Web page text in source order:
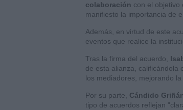
colaboración con el objetivo
manifiesto la importancia de
Además, en virtud de este
eventos que realice la
Tras la firma del acuerdo,
de esta alianza, calificándola
los mediadores, mejorando
Por su parte, Cándido
tipo de acuerdos reflejan